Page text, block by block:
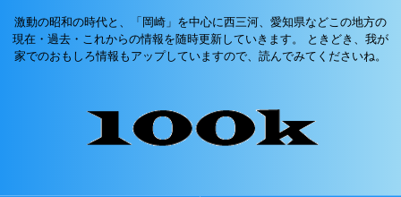
激動の昭和の時代と、「岡崎」を中心に西三河、愛知県などこの地方の
現在・過去・これからの情報を随時更新していきます。 ときどき、我が
家でのおもしろ情報もアップしていますので、読んでみてくださいね。